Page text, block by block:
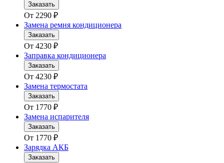
Заказать
От 2290 ₽
Замена ремня кондиционера
Заказать
От 4230 ₽
Заправка кондиционера
Заказать
От 4230 ₽
Замена термостата
Заказать
От 1770 ₽
Замена испарителя
Заказать
От 1770 ₽
Зарядка АКБ
Заказать